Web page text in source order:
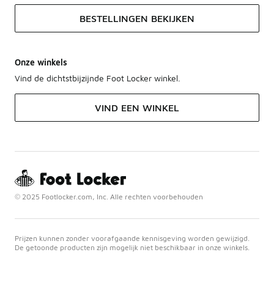
BESTELLINGEN BEKIJKEN
Onze winkels
Vind de dichtstbijzijnde Foot Locker winkel.
VIND EEN WINKEL
© 2025 Footlocker.com, Inc. Alle rechten voorbehouden
Prijzen kunnen zonder voorafgaande kennisgeving worden gewijzigd.
De getoonde producten zijn mogelijk niet beschikbaar in onze winkels.